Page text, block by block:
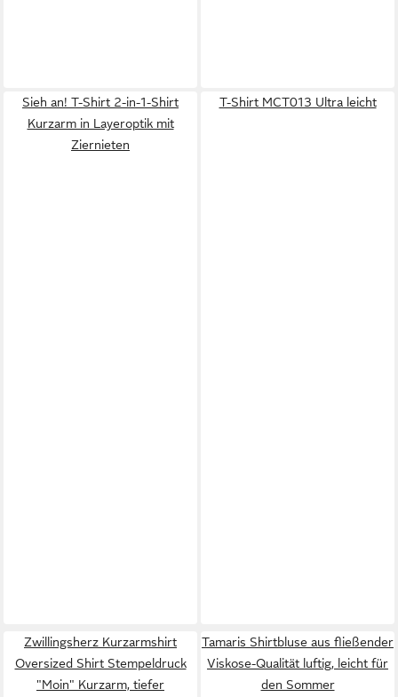
Sieh an! T-Shirt 2-in-1-Shirt
Kurzarm in Layeroptik mit
Ziernieten
T-Shirt MCT013 Ultra leicht
Zwillingsherz Kurzarmshirt
Oversized Shirt Stempeldruck
"Moin" Kurzarm, tiefer
Tamaris Shirtbluse aus fließender
Viskose-Qualität luftig, leicht für
den Sommer